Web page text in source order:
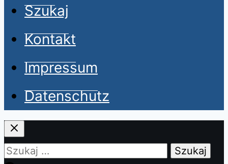
Szukaj
Kontakt
Impressum
Datenschutz
Szukaj: